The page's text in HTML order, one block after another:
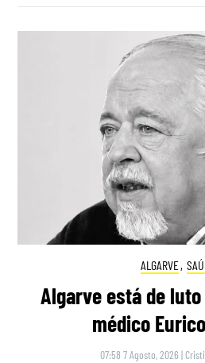
ALGARVE,
Algarve está de
médico
07:58 7 Agosto, 2026 |